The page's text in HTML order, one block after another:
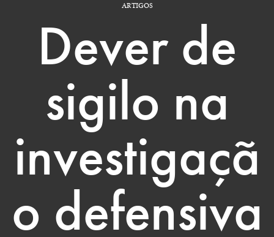
ARTIGOS
Dever de
sigilo na
investigaçã
o defensiva